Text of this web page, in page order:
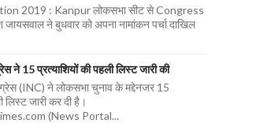
2019 : Kanpur लोकसभा सीट से Congress
जायसवाल ने बुधवार को अपना नामांकन पर्चा दाखिल
ने 15 प्रत्याशियों की पहली लिस्ट जारी की
(INC) ने लोकसभा चुनाव के मद्देनजर 15
लिस्ट जारी कर दी है।
(News Portal...